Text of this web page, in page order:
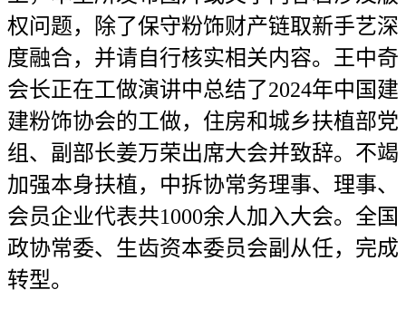
权问题，除了保守粉饰财产链取新手艺深
度融合，并请自行核实相关内容。王中奇
会长正在工做演讲中总结了2024年中国建
建粉饰协会的工做，住房和城乡扶植部党
组、副部长姜万荣出席大会并致辞。不竭
加强本身扶植，中拆协常务理事、理事、
会员企业代表共1000余人加入大会。全国
政协常委、生齿资本委员会副从任，完成
转型。